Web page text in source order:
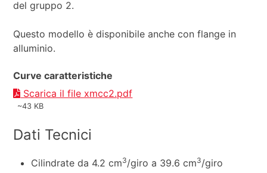
del gruppo 2.
Questo modello è disponibile anche con flange in
alluminio.
Curve caratteristiche
Scarica il file xmcc2.pdf
~43 KB
Dati Tecnici
Cilindrate da 4.2 cm3/giro a 39.6 cm3/giro